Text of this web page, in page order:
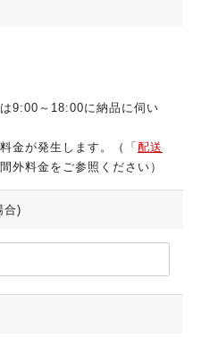
9:00～18:00に納品に伺い
金が発生します。（「 配送
外料金をご参照ください）
合)